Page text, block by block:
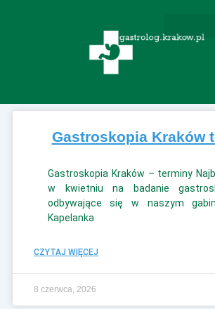
Gastroskopia Kraków
Gastroskopia Kraków – terminy
w kwietniu na badanie
odbywające się w naszym
Kapelanka
CZYTAJ WIĘCEJ
8 czerwca, 2026